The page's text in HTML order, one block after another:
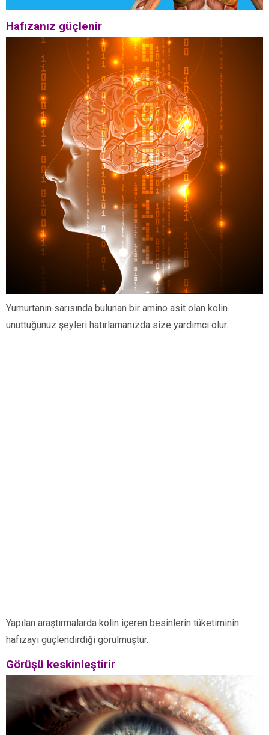
Hafızanız güçlenir
Yumurtanın sarısında bulunan bir amino asit olan kolin
unuttuğunuz şeyleri hatırlamanızda size yardımcı olur.
Yapılan araştırmalarda kolin içeren besinlerin tüketiminin
hafızayı güçlendirdiği görülmüştür.
Görüşü keskinleştirir